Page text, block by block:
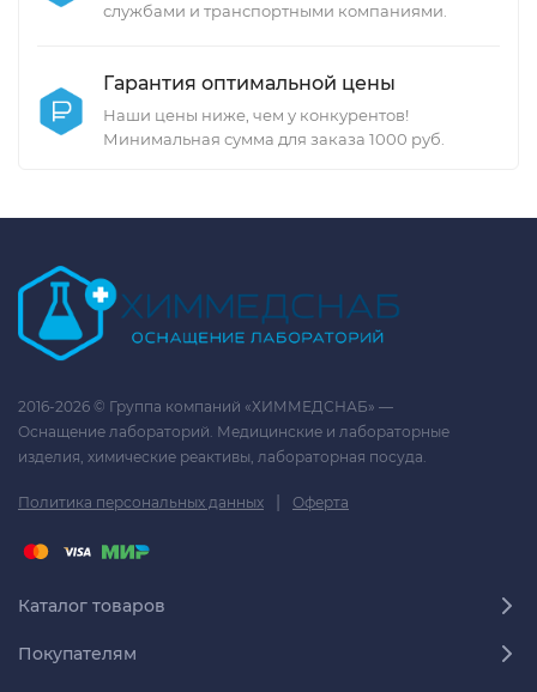
службами и транспортными компаниями.
Гарантия оптимальной цены
Наши цены ниже, чем у конкурентов!
Минимальная сумма для заказа 1000 руб.
2016-2026 © Группа компаний «ХИММЕДСНАБ» —
Оснащение лабораторий. Медицинские и лабораторные
изделия, химические реактивы, лабораторная посуда.
Политика персональных данных | Оферта
Каталог товаров
Покупателям